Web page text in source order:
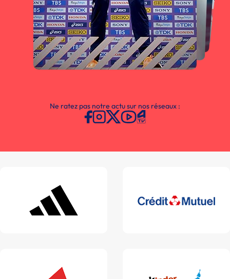
Ne ratez pas notre actu sur nos réseaux :